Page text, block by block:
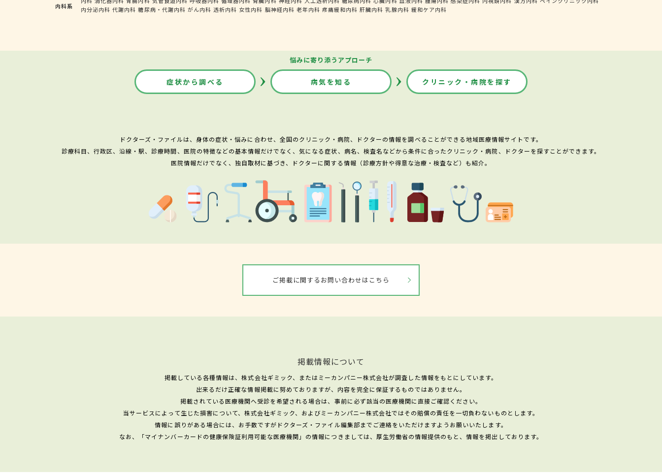
内科系
内分泌内科 代謝内科 糖尿病・代謝内科 がん内科 透析内科 女性内科 脳神経内科 老年内科 疼痛緩和内科 肝臓内科 乳腺内科 緩和ケア内科
悩みに寄り添うアプローチ
症状から調べる 病気を知る クリニック・病院を探す
ドクターズ・ファイルは、身体の症状・悩みに合わせ、全国のクリニック・病院、ドクターの情報を調べることができる地域医療情報サイトです。
診療科目、行政区、沿線・駅、診療時間、医院の特徴などの基本情報だけでなく、気になる症状、病名、検査名などから条件に合ったクリニック・病院、ドクターを探すことができます。
医院情報だけでなく、独自取材に基づき、ドクターに関する情報（診療方針や得意な治療・検査など）も紹介。
ご掲載に関するお問い合わせはこちら
掲載情報について
掲載している各種情報は、株式会社ギミック、またはミーカンパニー株式会社が調査した情報をもとにしています。
出来るだけ正確な情報掲載に努めておりますが、内容を完全に保証するものではありません。
掲載されている医療機関へ受診を希望される場合は、事前に必ず該当の医療機関に直接ご確認ください。
当サービスによって生じた損害について、株式会社ギミック、およびミーカンパニー株式会社ではその賠償の責任を一切負わないものとします。
情報に誤りがある場合には、お手数ですがドクターズ・ファイル編集部までご連絡をいただけますようお願いいたします。
なお、「マイナンバーカードの健康保険証利用可能な医療機関」の情報につきましては、厚生労働省の情報提供のもと、情報を掲出しております。